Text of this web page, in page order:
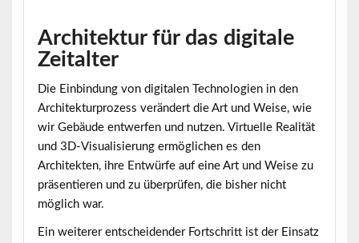
Architektur für das digitale
Zeitalter
Die Einbindung von digitalen Technologien in den
Architekturprozess verändert die Art und Weise, wie
wir Gebäude entwerfen und nutzen. Virtuelle Realität
und 3D-Visualisierung ermöglichen es den
Architekten, ihre Entwürfe auf eine Art und Weise zu
präsentieren und zu überprüfen, die bisher nicht
möglich war.
Ein weiterer entscheidender Fortschritt ist der Einsatz